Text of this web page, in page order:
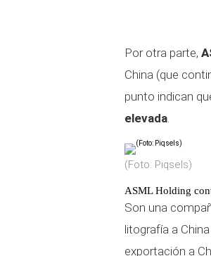
Por otra parte,
China (que
punto indican
elevada.
(Foto: Piqsels)
ASML Holding
Son una
litografía a
exportación a